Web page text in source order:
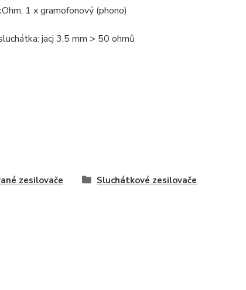
1 x gramofonový (phono)
jacj 3,5 mm > 50 ohmů
zesilovače
Sluchátkové zesilovače